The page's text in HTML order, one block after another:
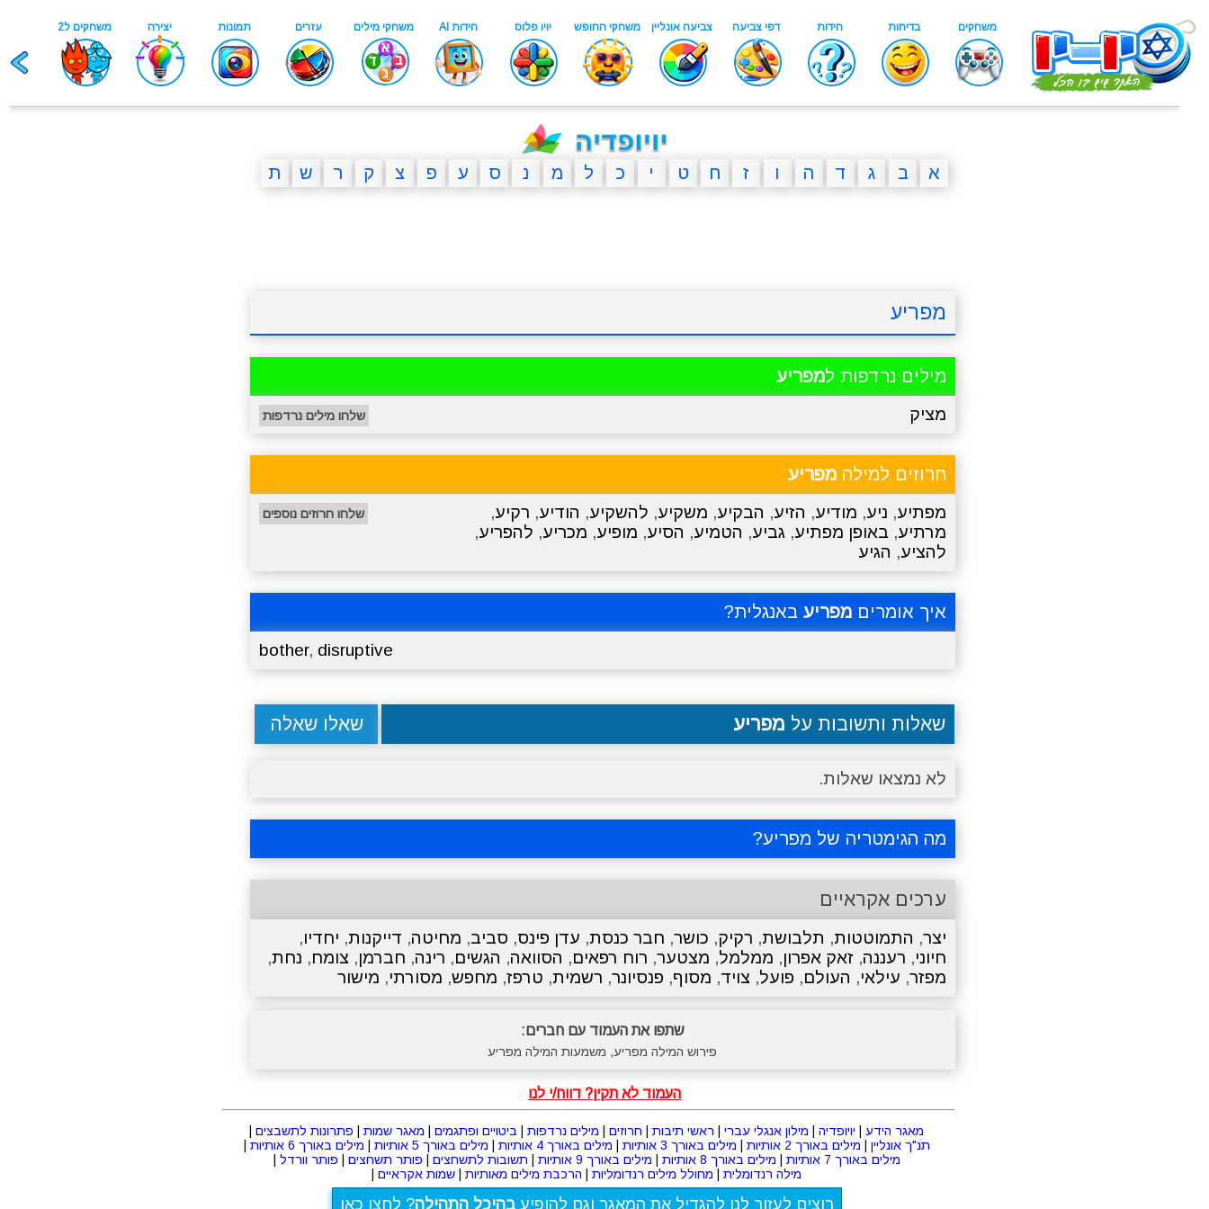
א ב ג ד ה ו ז ח ט י כ ל מ נ ס ע פ צ ק ר ש ת
מפריע
מילים נרדפות למפריע
מציק שלחו מילים נרדפות
חרוזים למילה מפריע
מפתיע, ניע, מודיע, הזיע, הבקיע, משקיע, להשקיע, הודיע, רקיע,
מרתיע, באופן מפתיע, גביע, הטמיע, הסיע, מופיע, מכריע, להפריע,
להציע, הגיע
שלחו חרוזים נוספים
איך אומרים מפריע באנגלית?
bother, disruptive
שאלות ותשובות על מפריע שאלו שאלה
לא נמצאו שאלות.
מה הגימטריה של מפריע?
ערכים אקראיים
יצר, התמוטטות, תלבושת, רקיק, כושר, חבר כנסת, עדן פינס, סביב, מחיטה, דייקנות, יחדיו,
חיוני, רעננה, זאק אפרון, ממלמל, מצטער, רוח רפאים, הסוואה, הגשים, רינה, חברמן, צומח, נחת,
מפזר, עילאי, העולם, פועל, צויד, מסוף, פנסיונר, רשמית, טרפז, מחפש, מסורתי, מישור
שתפו את העמוד עם חברים:
פירוש המילה מפריע, משמעות המילה מפריע
העמוד לא תקין? דווח/י לנו
מאגר הידע יויופדיה מילון אנגלי עברי ראשי תיבות חרוזים מילים נרדפות ביטויים ופתגמים מאגר שמות פתרונות לתשבצים
תנ"ך אונליין
מילים באורך 2 אותיות מילים באורך 3 אותיות מילים באורך 4 אותיות מילים באורך 5 אותיות מילים באורך 6 אותיות
מילים באורך 7 אותיות
מילים באורך 8 אותיות מילים באורך 9 אותיות תשובות לתשחצים פותר תשחצים פותר וורדל
מילה רנדומלית
מחולל מילים רנדומליות הרכבת מילים מאותיות שמות אקראיים
רוצים לעזור לנו להגדיל את המאגר וגם להופיעבהיכל התהילה? לחצו כאן